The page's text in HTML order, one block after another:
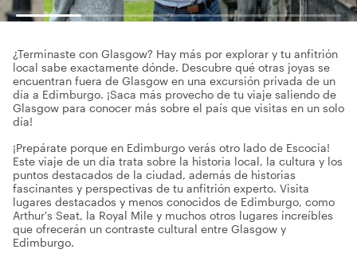
¿Terminaste con Glasgow? Hay más por explorar y tu anfitrión
local sabe exactamente dónde. Descubre qué otras joyas se
encuentran fuera de Glasgow en una excursión privada de un
día a Edimburgo. ¡Saca más provecho de tu viaje saliendo de
Glasgow para conocer más sobre el país que visitas en un solo
día!
¡Prepárate porque en Edimburgo verás otro lado de Escocia!
Este viaje de un día trata sobre la historia local, la cultura y los
puntos destacados de la ciudad, además de historias
fascinantes y perspectivas de tu anfitrión experto. Visita
lugares destacados y menos conocidos de Edimburgo, como
Arthur's Seat, la Royal Mile y muchos otros lugares increíbles
que ofrecerán un contraste cultural entre Glasgow y
Edimburgo.